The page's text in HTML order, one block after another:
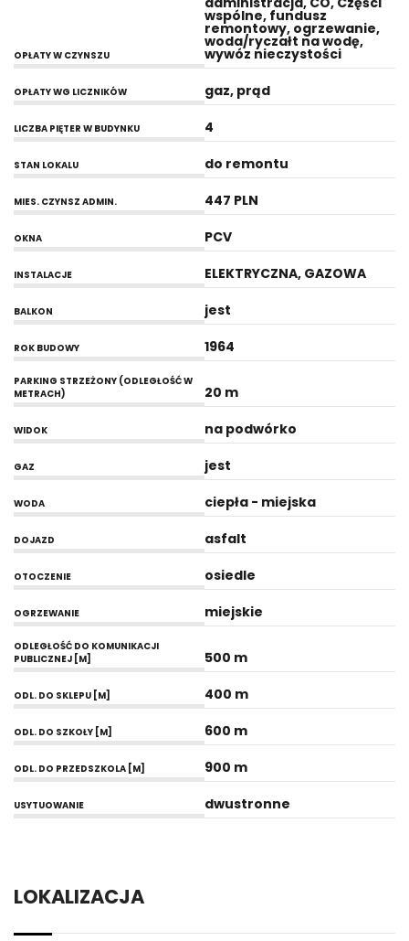
OPŁATY W CZYNSZU
wspólne, fundusz
remontowy, ogrzewanie,
woda/ryczałt na wodę,
wywóz nieczystości
OPŁATY WG LICZNIKÓW gaz, prąd
LICZBA PIĘTER W BUDYNKU 4
STAN LOKALU do remontu
MIES. CZYNSZ ADMIN. 447 PLN
OKNA PCV
INSTALACJE ELEKTRYCZNA, GAZOWA
BALKON jest
ROK BUDOWY 1964
PARKING STRZEŻONY (ODLEGŁOŚĆ W
METRACH)
20 m
WIDOK na podwórko
GAZ jest
WODA ciepła - miejska
DOJAZD asfalt
OTOCZENIE osiedle
OGRZEWANIE miejskie
ODLEGŁOŚĆ DO KOMUNIKACJI
PUBLICZNEJ [M]
500 m
ODL. DO SKLEPU [M] 400 m
ODL. DO SZKOŁY [M] 600 m
ODL. DO PRZEDSZKOLA [M] 900 m
USYTUOWANIE dwustronne
LOKALIZACJA